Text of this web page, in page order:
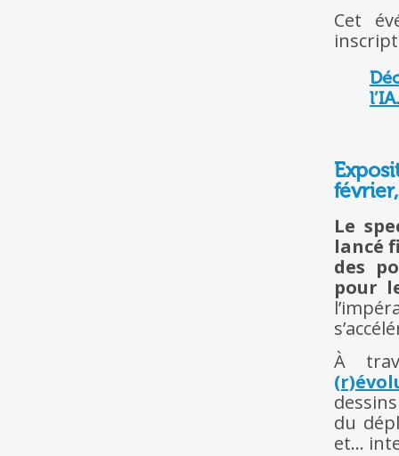
Cet
l’IA.
Le
lancé
des
pour
À
du
et…